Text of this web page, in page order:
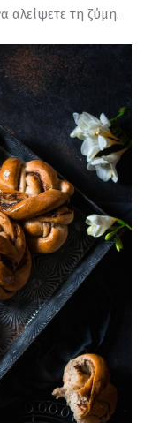
αλείψετε τη ζύμη.